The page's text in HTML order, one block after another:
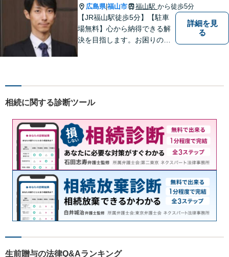
気持ちに寄り添い、丁寧にお
応えします。
広島県|福山市 福山駅 から徒歩5分
【JR福山駅徒歩5分】【駐車
場無料】心から納得できる解
決を目指します。お困りの方
詳細を見
る
相続に関する診断ツール
生前贈与の法律Q&Aランキング